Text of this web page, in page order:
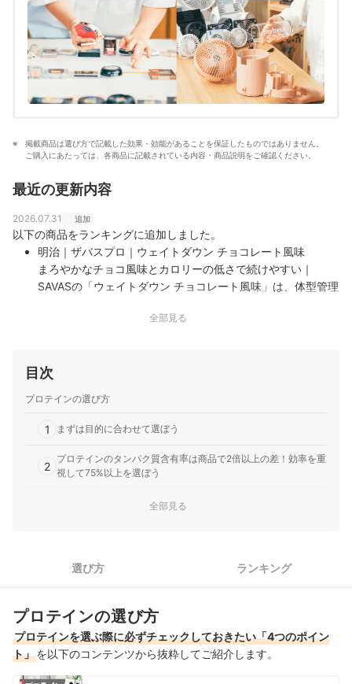
掲載商品は選び方で記載した効果・効能があることを保証したものではありません。
ご購入にあたっては、各商品に記載されている内容・商品説明をご確認ください。
最近の更新内容
2026.07.31 追加
以下の商品をランキングに追加しました。
明治｜ザバスプロ｜ウェイトダウン チョコレート風味
まろやかなチョコ風味とカロリーの低さで続けやすい｜
SAVASの「ウェイトダウン チョコレート風味」は、体型管理
ダイエット中でも取り入れやすいまろやかなチョコレート風
明治｜ザバス｜ソイプロテイン100
｜明治の「ザバス ソイプロテイン100」は大豆を原料にした
ソイプロテインで紅茶の香りを活かしたと謳うミルクティー
でのタンパク質補給にも取り入れやすいと謳っています。ミ
ルクティー風味の飲みやすさには…
全部見る
目次
プロテインの選び方
1 まずは目的に合わせて選ぼう
2
プロテインのタンパク質含有率は商品で2倍以上の差！効率を重
視して75%以上を選ぼう
コスパで選ぶならタンパク質1gあたりの金額で比較しよう
ザバスのプロテイン全16商品おすすめ人気ランキング
ザバスのプロテインの売れ筋ランキングもチェック！
全部見る
選び方 ランキング
プロテインの選び方
プロテインを選ぶ際に必ずチェックしておきたい「4つのポイン
ト」を以下のコンテンツから抜粋してご紹介します。